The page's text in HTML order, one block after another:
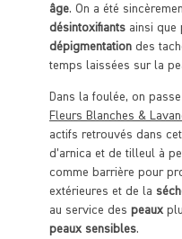
âge. On a été
désintoxifiants ainsi
dépigmentation des
temps laissées sur la
Dans la foulée, on
Fleurs Blanches &
actifs retrouvés dans
d’arnica et de tilleul à
comme barrière pour
extérieures et de la
au service des peaux
peaux sensibles.